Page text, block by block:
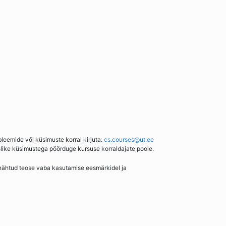
või küsimuste korral kirjuta: cs.courses@ut.ee
küsimustega pöörduge kursuse korraldajate poole.
teose vaba kasutamise eesmärkidel ja